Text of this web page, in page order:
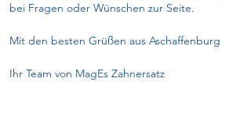
bei Fragen oder Wünschen zur Seite.
Mit den besten Grüßen aus Aschaffenburg
Ihr Team von MagEs Zahnersatz